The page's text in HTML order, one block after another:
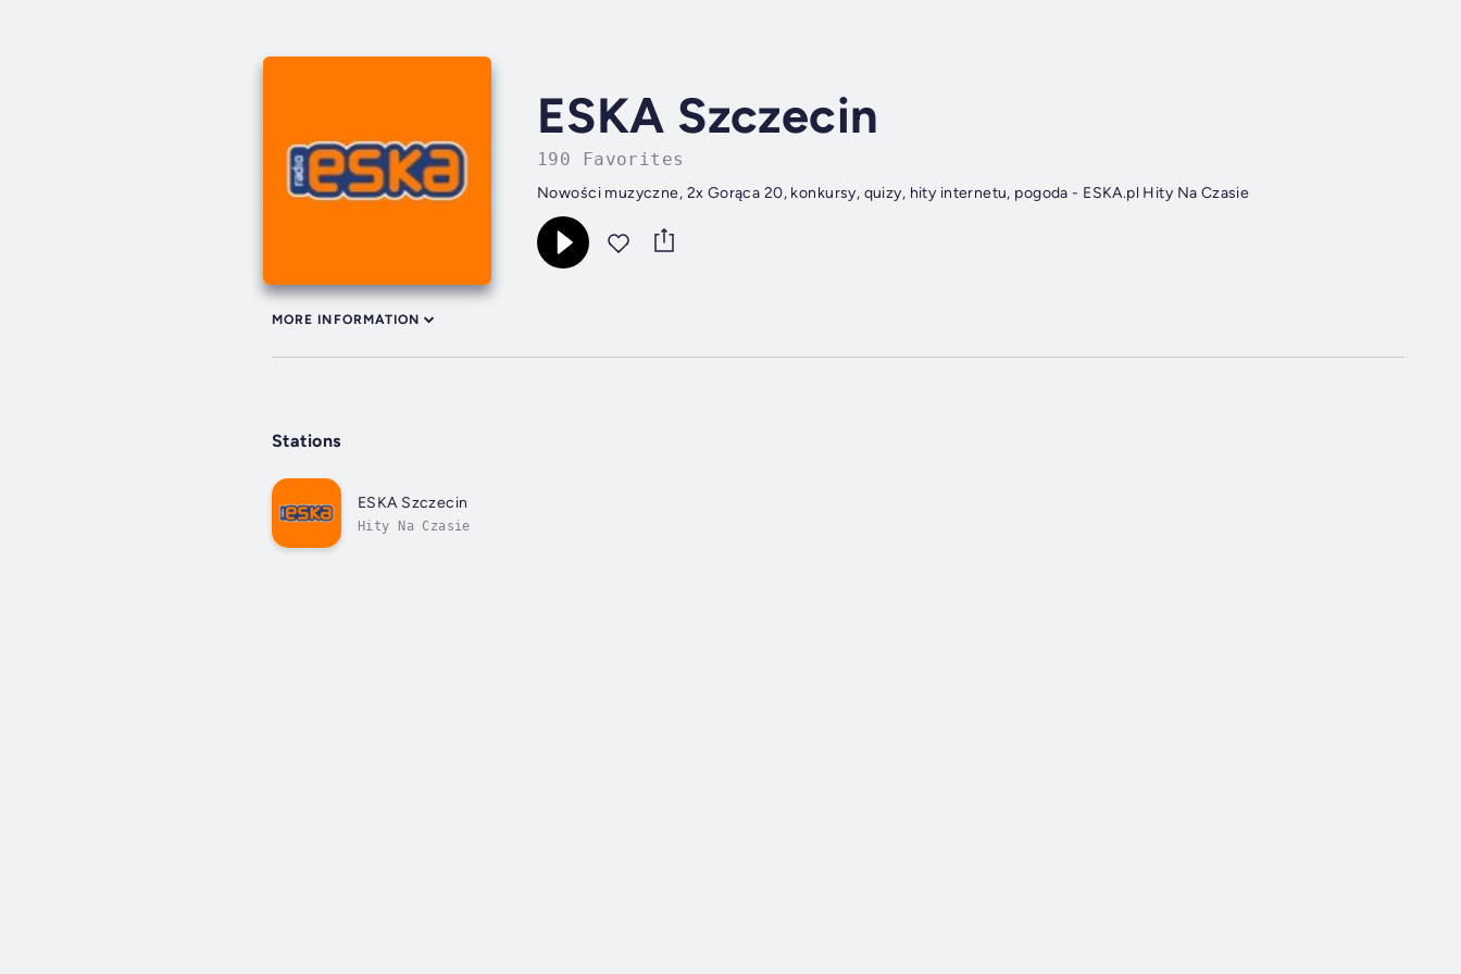
ESKA Szczecin
190 Favorites
Nowości muzyczne, 2x Gorąca 20, konkursy, quizy, hity internetu, pogoda - ESKA.pl Hity Na Czasie
MORE INFORMATION
Stations
ESKA Szczecin
Hity Na Czasie